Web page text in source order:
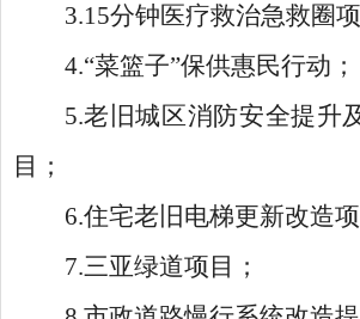
3.15分钟医疗救治急救圈项
4.“菜篮子”保供惠民行动；
5.老旧城区消防安全提升
目；
6.住宅老旧电梯更新改造项
7.三亚绿道项目；